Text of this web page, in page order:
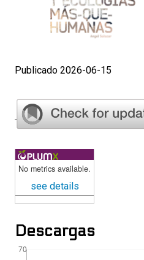
Publicado 2026-06-15
No metrics available.
see details
Descargas